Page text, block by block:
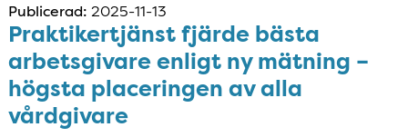
Publicerad: 2025-11-13
Praktikertjänst fjärde bästa
arbetsgivare enligt ny mätning –
högsta placeringen av alla
vårdgivare